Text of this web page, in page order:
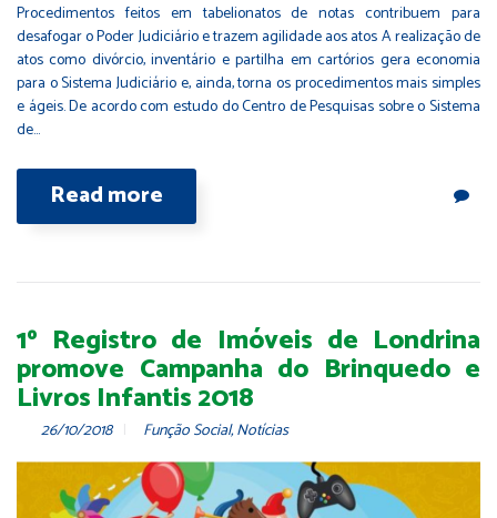
Procedimentos feitos em tabelionatos de notas contribuem para
desafogar o Poder Judiciário e trazem agilidade aos atos A realização de
atos como divórcio, inventário e partilha em cartórios gera economia
para o Sistema Judiciário e, ainda, torna os procedimentos mais simples
e ágeis. De acordo com estudo do Centro de Pesquisas sobre o Sistema
de…
Read more
1º Registro de Imóveis de Londrina
promove Campanha do Brinquedo e
Livros Infantis 2018
26/10/2018 Função Social,Notícias